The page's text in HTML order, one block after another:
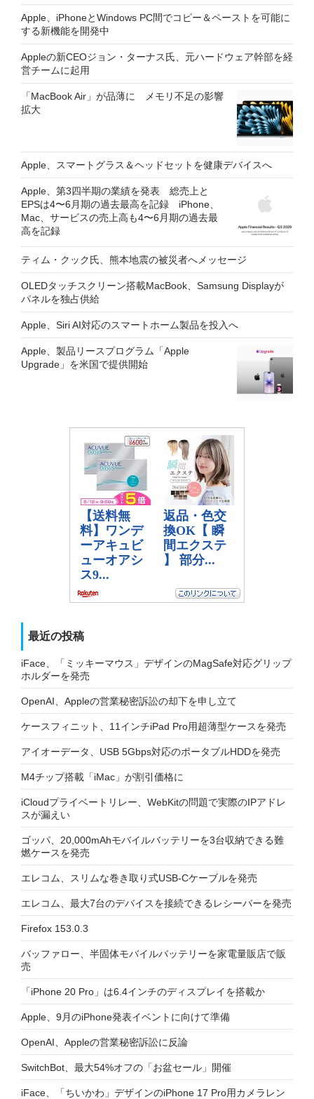
Apple、iPhoneとWindows PC間でコピー＆ペーストを可能に
する新機能を開発中
Appleの新CEOジョン・ターナス氏、元ハードウェア幹部を経
営チームに起用
「MacBook Air」が品薄に メモリ不足の影響
拡大
Apple、スマートグラス＆ヘッドセットを健康デバイスへ
Apple、第3四半期の業績を発表 総売上と
EPSは4〜6月期の過去最高を記録 iPhone、
Mac、サービスの売上高も4〜6月期の過去最
高を記録
ティム・クック氏、熊本地震の被災者へメッセージ
OLEDタッチスクリーン搭載MacBook、Samsung Displayが
パネルを独占供給
Apple、Siri AI対応のスマートホーム製品を投入へ
Apple、製品リースプログラム「Apple
Upgrade」を米国で提供開始
最近の投稿
iFace、「ミッキーマウス」デザインのMagSafe対応グリップ
ホルダーを発売
OpenAI、Appleの営業秘密訴訟の却下を申し立て
ケースフィニット、11インチiPad Pro用超薄型ケースを発売
アイオーデータ、USB 5Gbps対応のポータブルHDDを発売
M4チップ搭載「iMac」が割引価格に
iCloudプライベートリレー、WebKitの問題で実際のIPアドレ
スが漏えい
ゴッパ、20,000mAhモバイルバッテリーを3台収納できる難
燃ケースを発売
エレコム、スリムな巻き取り式USB-Cケーブルを発売
エレコム、最大7台のデバイスを接続できるレシーバーを発売
Firefox 153.0.3
バッファロー、半固体モバイルバッテリーを家電量販店で販
売
「iPhone 20 Pro」は6.4インチのディスプレイを搭載か
Apple、9月のiPhone発表イベントに向けて準備
OpenAI、Appleの営業秘密訴訟に反論
SwitchBot、最大54%オフの「お盆セール」開催
iFace、「ちいかわ」デザインのiPhone 17 Pro用カメラレン